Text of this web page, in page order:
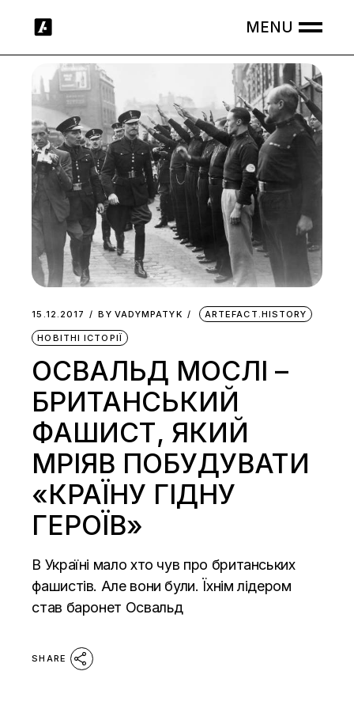
15.12.2017 BY VADYMPATYK ARTEFACT.HISTORY
НОВІТНІ ІСТОРІЇ
ОСВАЛЬД МОСЛІ –
БРИТАНСЬКИЙ
ФАШИСТ, ЯКИЙ
МРІЯВ ПОБУДУВАТИ
«КРАЇНУ ГІДНУ
ГЕРОЇВ»
В Україні мало хто чув про британських
фашистів. Але вони були. Їхнім лідером
став баронет Освальд
SHARE